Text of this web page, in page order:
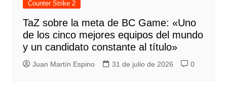
Counter Strike 2
TaZ sobre la meta de BC Game: «Uno
de los cinco mejores equipos del mundo
y un candidato constante al título»
Juan Martín Espino 31 de julio de 2026 0